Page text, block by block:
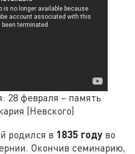
28 февраля – память
(Невского)
родился в 1835 году во
Окончив семинарию,